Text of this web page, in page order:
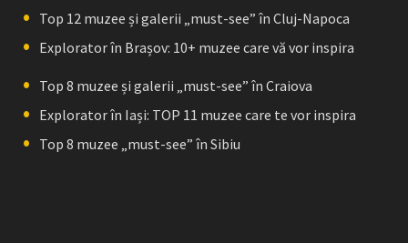
Top 12 muzee și galerii „must-see” în Cluj-Napoca
Explorator în Brașov: 10+ muzee care vă vor inspira
Top 8 muzee și galerii „must-see” în Craiova
Explorator în Iași: TOP 11 muzee care te vor inspira
Top 8 muzee „must-see” în Sibiu